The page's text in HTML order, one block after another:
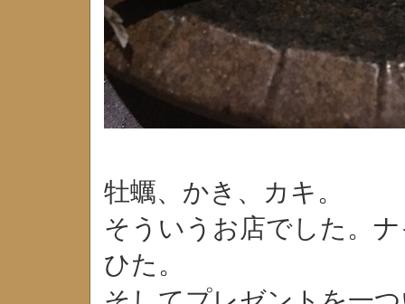
牡蠣、かき、カキ。
そういうお店でした。
ひた。